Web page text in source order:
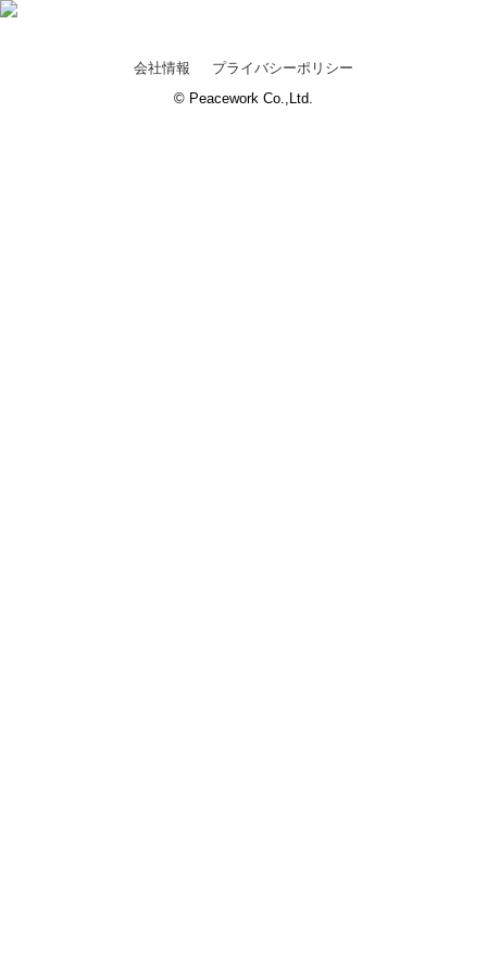
会社情報
プライバシーポリシー
© Peacework Co.,Ltd.